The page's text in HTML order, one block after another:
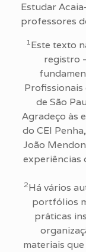
Estudar
professores
1Este texto
registro
Profissionais
de São
Agradeço às
do CEI
João
experiências
2Há vários
portfólios
práticas
materiais